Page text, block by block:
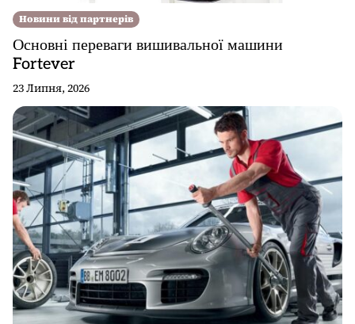
Новини від партнерів
Основні переваги вишивальної машини
Fortever
23 Липня, 2026